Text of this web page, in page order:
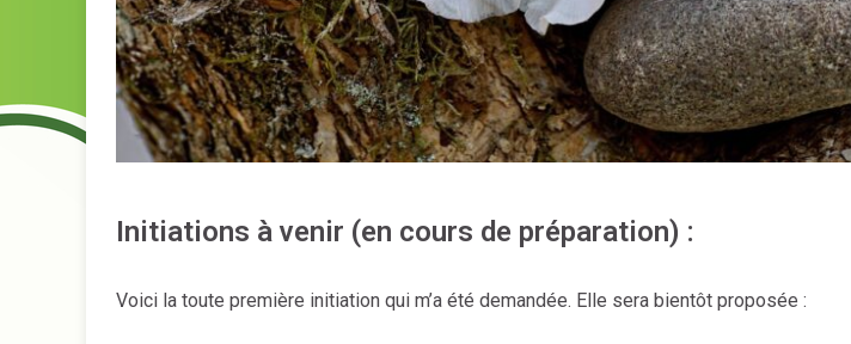
Initiations à venir (en cours de préparation) :
Voici la toute première initiation qui m’a été demandée. Elle sera bientôt proposée :